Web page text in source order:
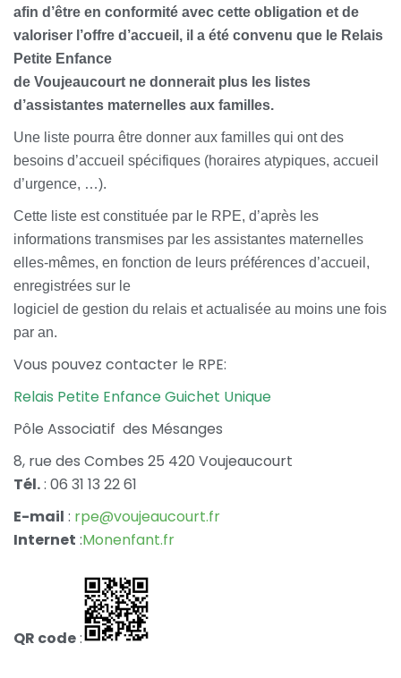
afin d’être en conformité avec cette obligation et de
valoriser l’offre d’accueil, il a été convenu que le Relais
Petite Enfance
de Voujeaucourt ne donnerait plus les listes
d’assistantes maternelles aux familles.
Une liste pourra être donner aux familles qui ont des
besoins d’accueil spécifiques (horaires atypiques, accueil
d’urgence, …).
Cette liste est constituée par le RPE, d’après les
informations transmises par les assistantes maternelles
elles-mêmes, en fonction de leurs préférences d’accueil,
enregistrées sur le
logiciel de gestion du relais et actualisée au moins une fois
par an.
Vous pouvez contacter le RPE:
Relais Petite Enfance Guichet Unique
Pôle Associatif des Mésanges
8, rue des Combes 25 420 Voujeaucourt
Tél.: 06 31 13 22 61
E-mail : rpe@voujeaucourt.fr
Internet :Monenfant.fr
QR code: